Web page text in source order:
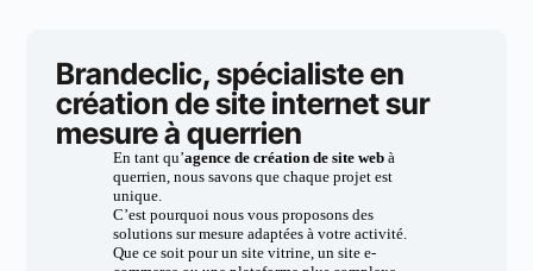
Brandeclic, spécialiste en
création de site internet sur
mesure à querrien
En tant qu’agence de création de site webà
querrien, nous savons que chaque projet est
unique.
C’est pourquoi nous vous proposons des
solutions sur mesure adaptées à votre activité.
Que ce soit pour un site vitrine, un site e-